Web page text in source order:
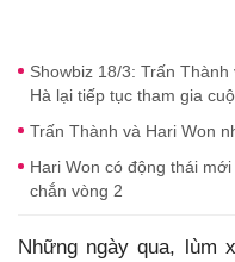
Showbiz 18/3: Trấn
Hà lại tiếp tục tham gia
Trấn Thành và Hari Won
Hari Won có động thái
chắn vòng 2
Những ngày qua, lùm